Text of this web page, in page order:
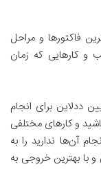
فاکتورها و مراحل
کارهایی که زمان
ددلاین برای انجام
و کارهای مختلفی
آن‌ها ندارید را به
و با بهترین خروجی به